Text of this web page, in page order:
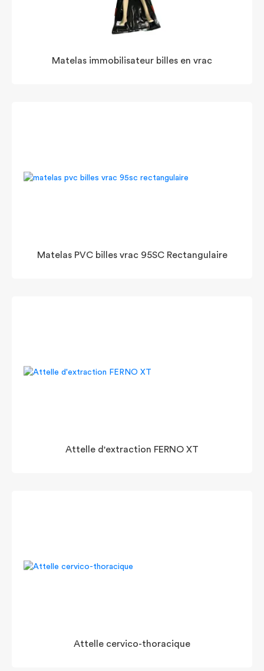
Matelas immobilisateur billes en vrac
Matelas PVC billes vrac 95SC Rectangulaire
Attelle d'extraction FERNO XT
Attelle cervico-thoracique